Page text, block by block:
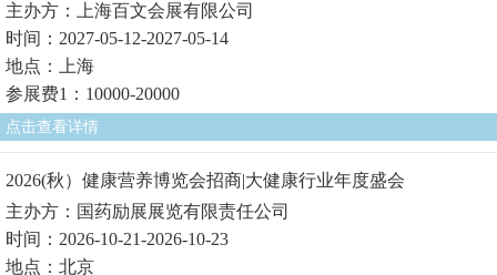
主办方：上海百文会展有限公司
时间：2027-05-12-2027-05-14
地点：上海
参展费1：10000-20000
点击查看详情
2026(秋）健康营养博览会招商|大健康行业年度盛会
主办方：国药励展展览有限责任公司
时间：2026-10-21-2026-10-23
地点：北京